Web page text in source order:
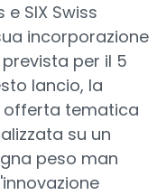
e SIX Swiss
incorporazione
per il 5
lancio, la
offerta tematica
su un
peso man